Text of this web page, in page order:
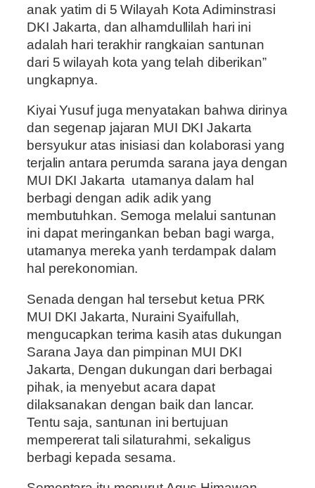
anak yatim di 5 Wilayah Kota Adiminstrasi
DKI Jakarta, dan alhamdullilah hari ini
adalah hari terakhir rangkaian santunan
dari 5 wilayah kota yang telah diberikan”
ungkapnya.
Kiyai Yusuf juga menyatakan bahwa dirinya
dan segenap jajaran MUI DKI Jakarta
bersyukur atas inisiasi dan kolaborasi yang
terjalin antara perumda sarana jaya dengan
MUI DKI Jakarta utamanya dalam hal
berbagi dengan adik adik yang
membutuhkan. Semoga melalui santunan
ini dapat meringankan beban bagi warga,
utamanya mereka yanh terdampak dalam
hal perekonomian.
Senada dengan hal tersebut ketua PRK
MUI DKI Jakarta, Nuraini Syaifullah,
mengucapkan terima kasih atas dukungan
Sarana Jaya dan pimpinan MUI DKI
Jakarta, Dengan dukungan dari berbagai
pihak, ia menyebut acara dapat
dilaksanakan dengan baik dan lancar.
Tentu saja, santunan ini bertujuan
mempererat tali silaturahmi, sekaligus
berbagi kepada sesama.